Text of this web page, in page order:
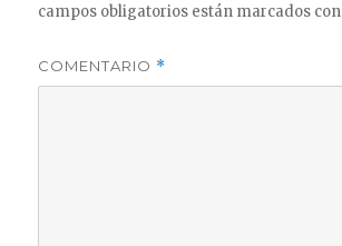
campos obligatorios están marcados con
COMENTARIO *